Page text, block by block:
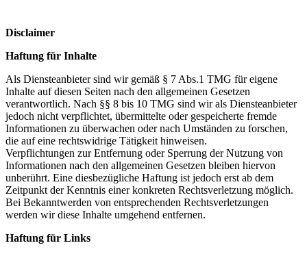
Disclaimer
Haftung für Inhalte
Als Diensteanbieter sind wir gemäß § 7 Abs.1 TMG für eigene
Inhalte auf diesen Seiten nach den allgemeinen Gesetzen
verantwortlich. Nach §§ 8 bis 10 TMG sind wir als Diensteanbieter
jedoch nicht verpflichtet, übermittelte oder gespeicherte fremde
Informationen zu überwachen oder nach Umständen zu forschen,
die auf eine rechtswidrige Tätigkeit hinweisen.
Verpflichtungen zur Entfernung oder Sperrung der Nutzung von
Informationen nach den allgemeinen Gesetzen bleiben hiervon
unberührt. Eine diesbezügliche Haftung ist jedoch erst ab dem
Zeitpunkt der Kenntnis einer konkreten Rechtsverletzung möglich.
Bei Bekanntwerden von entsprechenden Rechtsverletzungen
werden wir diese Inhalte umgehend entfernen.
Haftung für Links